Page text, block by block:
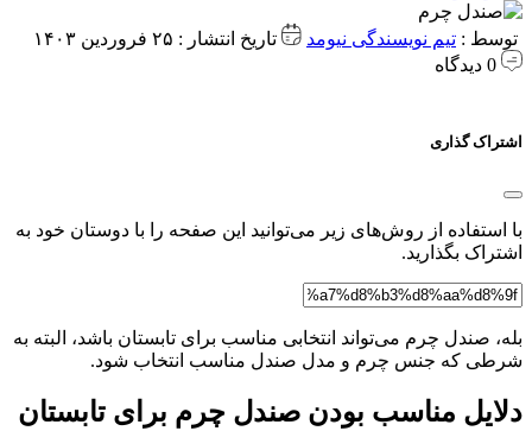
توسط : تیم نویسندگی نیومد
تاریخ انتشار : ۲۵ فروردین ۱۴۰۳
اشتراک گذاری
با استفاده از روش‌های زیر می‌توانید این صفحه را با دوستان خود به
اشتراک بگذارید.
بله، صندل چرم می‌تواند انتخابی مناسب برای تابستان باشد، البته به
شرطی که جنس چرم و مدل صندل مناسب انتخاب شود.
دلایل مناسب بودن صندل چرم برای تابستان